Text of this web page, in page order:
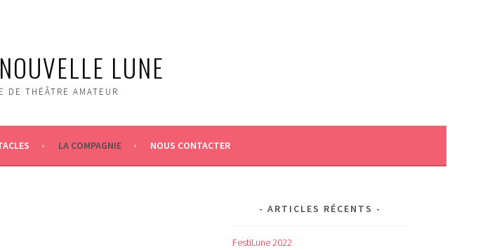
LUNE
DE THÉ­ÂTRE AMATEUR
LA COMPAGNIE NOUS CONTACTER
ARTICLES RÉCENTS
FestiLune 2022